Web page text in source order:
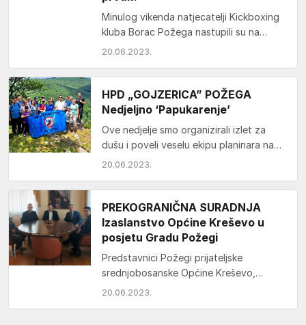
Minulog vikenda natjecatelji Kickboxing
kluba Borac Požega nastupili su na
“28th Hungarian World Cup” u
20.06.2023.
HPD „GOJZERICA” POŽEGA
Nedjeljno ‘Papukarenje’
Ove nedjelje smo organizirali izlet za
dušu i poveli veselu ekipu planinara na
Papukarenje. Kako drugačije objasniti
20.06.2023.
PREKOGRANIČNA SURADNJA
Izaslanstvo Općine Kreševo u
posjetu Gradu Požegi
Predstavnici Požegi prijateljske
srednjobosanske Općine Kreševo,
načelnik Renato Pejak, tajnik Općinskog
20.06.2023.